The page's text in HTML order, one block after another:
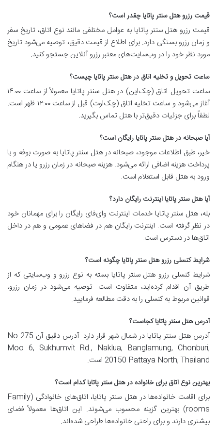
قیمت رزرو هتل سنتر پاتایا چقدر است؟
قیمت رزرو هتل سنتر پاتایا به عوامل مختلفی مانند نوع اتاق، تاریخ سفر
و زمان رزرو بستگی دارد. برای اطلاع از قیمت دقیق، توصیه می‌شود تاریخ
مورد نظر خود را در وب‌سایت‌های معتبر رزرو آنلاین جستجو کنید.
ساعت تحویل و تخلیه اتاق در هتل سنتر پاتایا چیست؟
ساعت تحویل اتاق (چک‌این) در هتل سنتر پاتایا معمولاً از ساعت ۱۴:۰۰
آغاز می‌شود و ساعت تخلیه اتاق (چک‌اوت) قبل از ساعت ۱۲:۰۰ ظهر است.
لطفاً برای جزئیات دقیق‌تر با هتل تماس بگیرید.
آیا صبحانه در هتل سنتر پاتایا رایگان است؟
خیر، طبق اطلاعات موجود، صبحانه در هتل سنتر پاتایا به صورت بوفه و با
پرداخت هزینه اضافی ارائه می‌شود. هزینه صبحانه در زمان رزرو یا در هنگام
ورود به هتل قابل استعلام است.
آیا هتل سنتر پاتایا اینترنت رایگان دارد؟
بله، هتل سنتر پاتایا خدمات اینترنت وای‌فای رایگان را برای مهمانان خود
در نظر گرفته است. اینترنت رایگان هم در فضاهای عمومی و هم در داخل
اتاق‌ها در دسترس است.
شرایط کنسلی رزرو هتل سنتر پاتایا چگونه است؟
شرایط کنسلی رزرو هتل سنتر پاتایا بسته به نوع رزرو و وب‌سایتی که از
طریق آن اقدام کرده‌اید، متفاوت است. توصیه می‌شود در زمان رزرو،
قوانین مربوط به کنسلی را به دقت مطالعه فرمایید.
آدرس هتل سنتر پاتایا کجاست؟
آدرس هتل سنتر پاتایا در شمال شهر قرار دارد. آدرس دقیق آن No 275
Moo 6, Sukhumvit Rd., Naklua, Banglamung, Chonburi,
20150 Pattaya North, Thailand است.
بهترین نوع اتاق برای خانواده در هتل سنتر پاتایا کدام است؟
برای اقامت خانواده‌ها در هتل سنتر پاتایا، اتاق‌های خانوادگی (Family
rooms) بهترین گزینه محسوب می‌شوند. این اتاق‌ها معمولاً فضای
بیشتری دارند و برای راحتی خانواده‌ها طراحی شده‌اند.